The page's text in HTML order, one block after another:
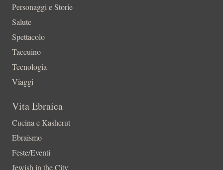
Personaggi e Storie
Salute
Spettacolo
Taccuino
Tecnologia
Viaggi
Vita Ebraica
Cucina e Kasherut
Ebraismo
Feste/Eventi
Jewish in the City